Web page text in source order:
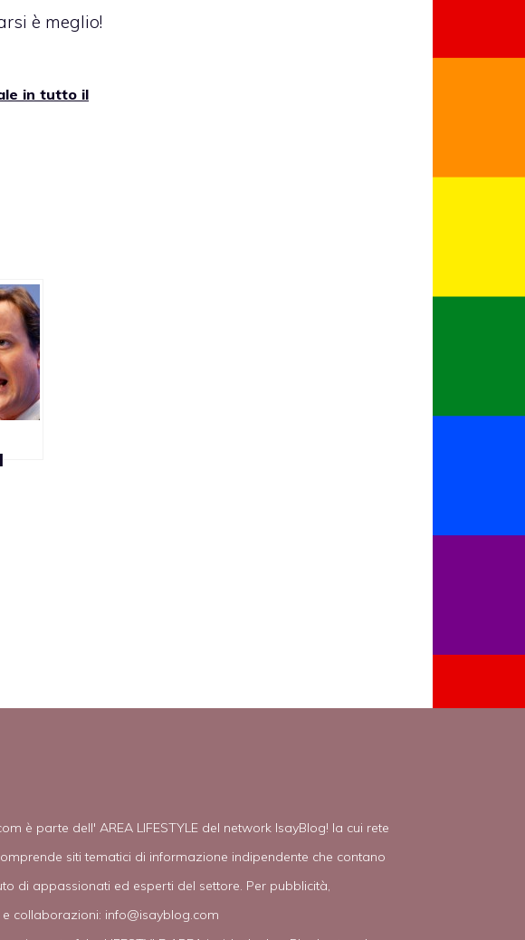
è meglio!
in tutto il
è parte dell' AREA LIFESTYLE del network IsayBlog! la cui rete
siti tematici di informazione indipendente che contano
di appassionati ed esperti del settore. Per pubblicità,
collaborazioni: info@isayblog.com